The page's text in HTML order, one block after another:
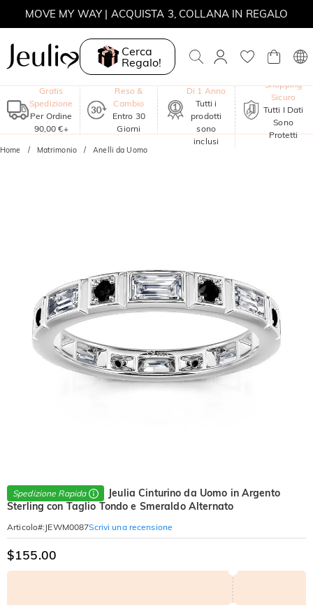
MOVE MY WAY | ACQUISTA 3, COLLANA IN REGALO
Cerca
Regalo!
Gratis
Spedizione
Per Ordine
90,00 €+
Reso &
Cambio
Entro 30
Giorni
Di 1 Anno
Tutti i
prodotti
sono
inclusi
Shopping
Sicuro
Tutti I Dati
Sono
Protetti
Home Matrimonio Anelli da Uomo
Spedizione Rapida
Jeulia Cinturino da Uomo in Argento
Sterling con Taglio Tondo e Smeraldo Alternato
Articolo#: JEWM0087Scrivi una recensione
$155.00